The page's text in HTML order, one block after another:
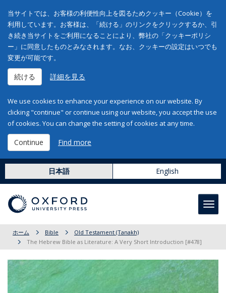
当サイトでは、お客様の利便性向上を図るためクッキー（Cookie）を
利用しています。お客様は、「続ける」のリンクをクリックするか、引
き続き当サイトをご利用になることにより、弊社の「クッキーポリシ
ー」に同意したものとみなされます。なお、クッキーの設定はいつでも
変更が可能です。
続ける 詳細を見る
We use cookies to enhance your experience on our website. By
clicking "continue" or continue using our website, you accept the use
of cookies. You can change the setting of cookies at any time.
Continue Find more
日本語 English
ホーム Bible
Old Testament (Tanakh)
The Hebrew Bible as Literature: A Very Short Introduction [#478]